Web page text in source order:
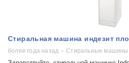
Стиральная машина индезит
более года назад Стиральные машины